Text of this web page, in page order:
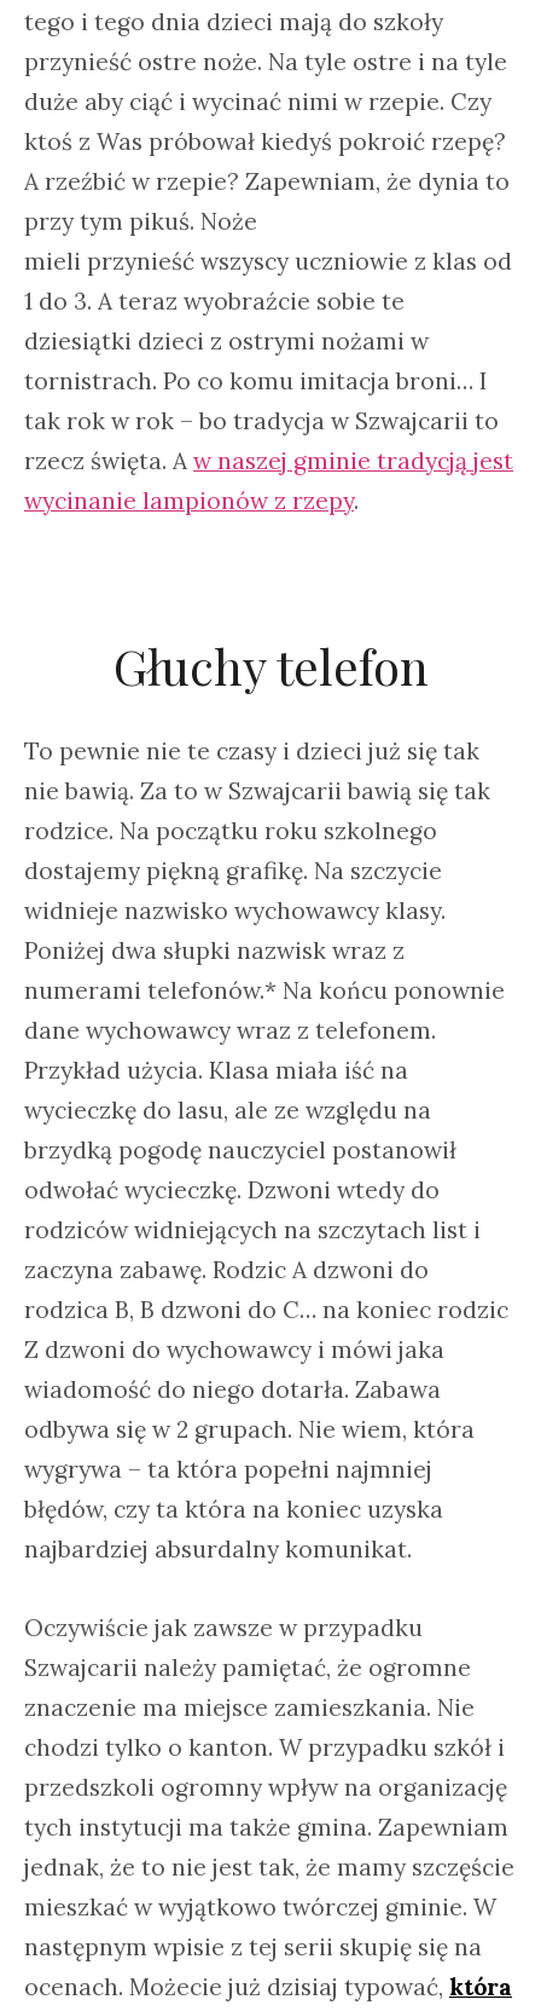
tego i tego dnia dzieci mają do szkoły
przynieść ostre noże. Na tyle ostre i na tyle
duże aby ciąć i wycinać nimi w rzepie. Czy
ktoś z Was próbował kiedyś pokroić rzepę?
A rzeźbić w rzepie? Zapewniam, że dynia to
przy tym pikuś. Noże
mieli przynieść wszyscy uczniowie z klas od
1 do 3. A teraz wyobraźcie sobie te
dziesiątki dzieci z ostrymi nożami w
tornistrach. Po co komu imitacja broni… I
tak rok w rok – bo tradycja w Szwajcarii to
rzecz święta. Aw naszej gminie tradycją jest
wycinanie lampionów z rzepy.
Głuchy telefon
To pewnie nie te czasy i dzieci już się tak
nie bawią. Za to w Szwajcarii bawią się tak
rodzice. Na początku roku szkolnego
dostajemy piękną grafikę. Na szczycie
widnieje nazwisko wychowawcy klasy.
Poniżej dwa słupki nazwisk wraz z
numerami telefonów.* Na końcu ponownie
dane wychowawcy wraz z telefonem.
Przykład użycia. Klasa miała iść na
wycieczkę do lasu, ale ze względu na
brzydką pogodę nauczyciel postanowił
odwołać wycieczkę. Dzwoni wtedy do
rodziców widniejących na szczytach list i
zaczyna zabawę. Rodzic A dzwoni do
rodzica B, B dzwoni do C… na koniec rodzic
Z dzwoni do wychowawcy i mówi jaka
wiadomość do niego dotarła. Zabawa
odbywa się w 2 grupach. Nie wiem, która
wygrywa – ta która popełni najmniej
błędów, czy ta która na koniec uzyska
najbardziej absurdalny komunikat.
Oczywiście jak zawsze w przypadku
Szwajcarii należy pamiętać, że ogromne
znaczenie ma miejsce zamieszkania. Nie
chodzi tylko o kanton. W przypadku szkół i
przedszkoli ogromny wpływ na organizację
tych instytucji ma także gmina. Zapewniam
jednak, że to nie jest tak, że mamy szczęście
mieszkać w wyjątkowo twórczej gminie. W
następnym wpisie z tej serii skupię się na
ocenach. Możecie już dzisiaj typować, która